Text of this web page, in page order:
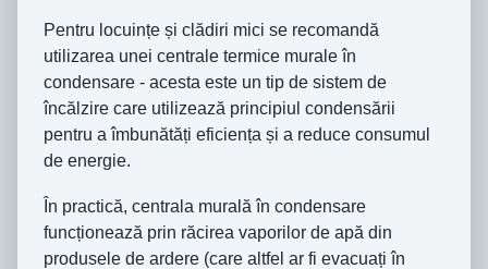
Pentru locuințe și clădiri mici se recomandă
utilizarea unei centrale termice murale în
condensare - acesta este un tip de sistem de
încălzire care utilizează principiul condensării
pentru a îmbunătăți eficiența și a reduce consumul
de energie.
În practică, centrala murală în condensare
funcționează prin răcirea vaporilor de apă din
produsele de ardere (care altfel ar fi evacuați în